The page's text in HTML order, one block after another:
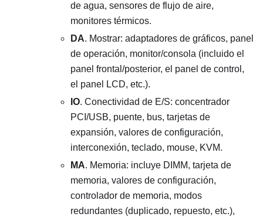
de agua, sensores de flujo de aire,
monitores térmicos.
DA. Mostrar: adaptadores de gráficos, panel
de operación, monitor/consola (incluido el
panel frontal/posterior, el panel de control,
el panel LCD, etc.).
IO. Conectividad de E/S: concentrador
PCI/USB, puente, bus, tarjetas de
expansión, valores de configuración,
interconexión, teclado, mouse, KVM.
MA. Memoria: incluye DIMM, tarjeta de
memoria, valores de configuración,
controlador de memoria, modos
redundantes (duplicado, repuesto, etc.),